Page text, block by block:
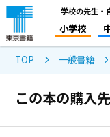
学校の先生・
小学校
TOP 一般書籍
この本の購入先